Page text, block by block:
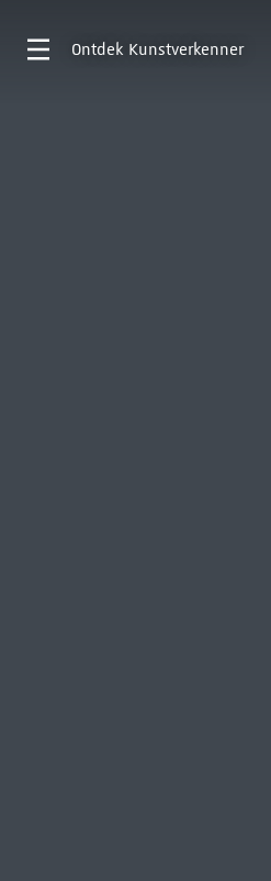
Ontdek Kunstverkenner